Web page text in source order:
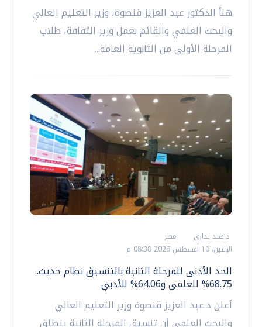
هنأ الدكتور عبد العزيز قنصوة، وزير التعليم العالي
والبحث العلمي والقائم بعمل وزير الثقافة، طلاب
المرحلة الأولى من الثانوية العامة...
د.هند بدارى
مصر
الإثنين، 10 اغسطس 2026 08:38 م
الحد الأدنى للمرحلة الثانية بالتنسيق نظام حديث..
68.75% للعلمي و64.06% للأدبي
أعلن د.عبد العزيز قنصوة وزير التعليم العالي
والبحث العلمي أن تنسيق المرحلة الثانية ينطلق